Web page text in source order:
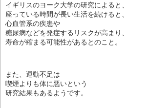
イギリスのヨーク大学の研究によると、
座っている時間が長い生活を続けると、
心血管系の疾患や
糖尿病などを発症するリスクが高まり、
寿命が縮まる可能性があるとのこと。
また、運動不足は
喫煙よりも体に悪いという
研究結果もあるようです。